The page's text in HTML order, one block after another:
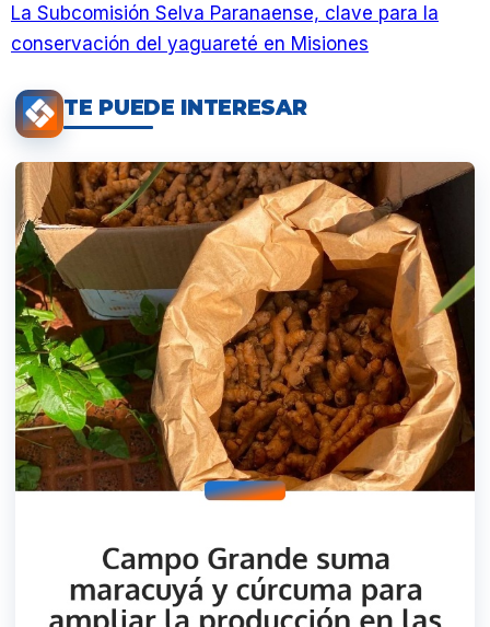
La Subcomisión Selva Paranaense, clave para la
conservación del yaguareté en Misiones
TE PUEDE INTERESAR